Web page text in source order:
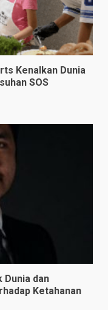
Kenalkan Dunia
SOS
Dunia dan
Ketahanan